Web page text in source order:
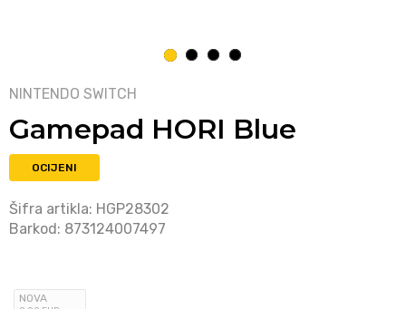
1 2 3 4
NINTENDO SWITCH
Gamepad HORI Blue
OCIJENI
Šifra artikla: HGP28302
Barkod: 873124007497
NOVA